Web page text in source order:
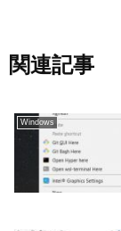
関連記事
Windows